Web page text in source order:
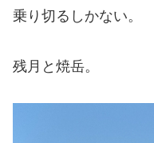
乗り切るしかない。
残月と焼岳。